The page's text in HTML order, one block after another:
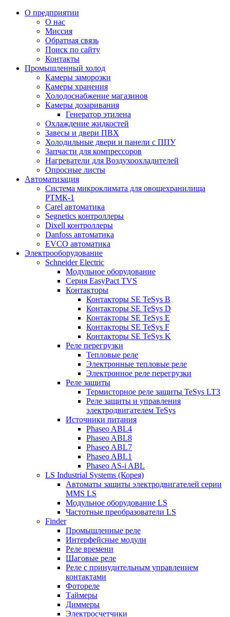
О предприятии
О нас
Миссия
Обратная связь
Поиск по сайту
Контакты
Промышленный холод
Камеры заморозки
Камеры хранения
Холодоснабжение магазинов
Камеры дозаривания
Генератор этилена
Oхлаждениe жидкостей
Завесы и двери ПВХ
Холодильные двери и панели с ППУ
Запчасти для компрессоров
Нагреватели для Воздухоохладителей
Опросные листы
Автоматизация
Система микроклимата для овощехранилища
РТМК-1
Carel автоматика
Segnetics контроллеры
Dixell контроллеры
Danfoss автоматика
EVCO автоматика
Электрооборудование
Schneider Electric
Модульное оборудование
Серия EasyPact TVS
Контакторы
Контакторы SE TeSys B
Контакторы SE TeSys D
Контакторы SE TeSys E
Контакторы SE TeSys F
Контакторы SE TeSys K
Реле перегрузки
Тепловые реле
Электронные тепловые реле
Электронное реле перегрузки
Реле защиты
Термисторное реле защиты TeSys LT3
Реле защиты и управления
электродвигателем TeSys
Источники питания
Phaseo ABL4
Phaseo ABL8
Phaseo ABL7
Phaseo ABL1
Phaseo AS-i ABL
LS Industrial Systems (Корея)
Автоматы защиты электродвигателей серии
MMS LS
Модульное оборудование LS
Частотные преобразователи LS
Finder
Промышленные реле
Интерфейсные модули
Реле времени
Шаговые реле
Реле с принудительным управлением
контактами
Фотореле
Таймеры
Диммеры
Электросчетчики